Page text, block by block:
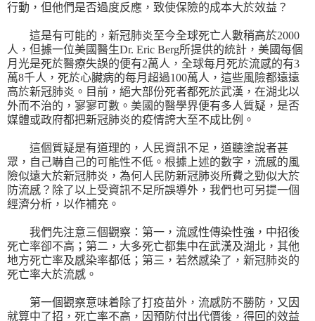
行動，但他們是否過度反應，致使保險的成本大於效益？
這是有可能的，新冠肺炎至今全球死亡人數稍高於2000
人，但據一位美國醫生Dr. Eric Berg所提供的統計，美國每個
月光是死於醫療失誤的便有2萬人，全球每月死於流感的有3
萬8千人，死於心臟病的每月超過100萬人，這些風險都遠遠
高於新冠肺炎。目前，絕大部份死者都死於武漢，在湖北以
外而不治的，寥寥可數。美國的醫學界便有多人質疑，是否
媒體或政府都把新冠肺炎的疫情誇大至不成比例。
這個質疑是有道理的，人民資訊不足，道聽塗說者甚
眾，自己嚇自己的可能性不低。根據上述的數字，流感的風
險似遠大於新冠肺炎，為何人民防新冠肺炎所費之勁似大於
防流感？除了以上受資訊不足所誤導外，我們也可另提一個
經濟分析，以作補充。
我們先注意三個觀察：第一，流感性傳染性強，中招後
死亡率卻不高；第二，大多死亡都集中在武漢及湖北，其他
地方死亡率及感染率都低；第三，若然感染了，新冠肺炎的
死亡率大於流感。
第一個觀察意味着除了打疫苗外，流感防不勝防，又因
就算中了招，死亡率不高，因預防付出代價後，得回的效益